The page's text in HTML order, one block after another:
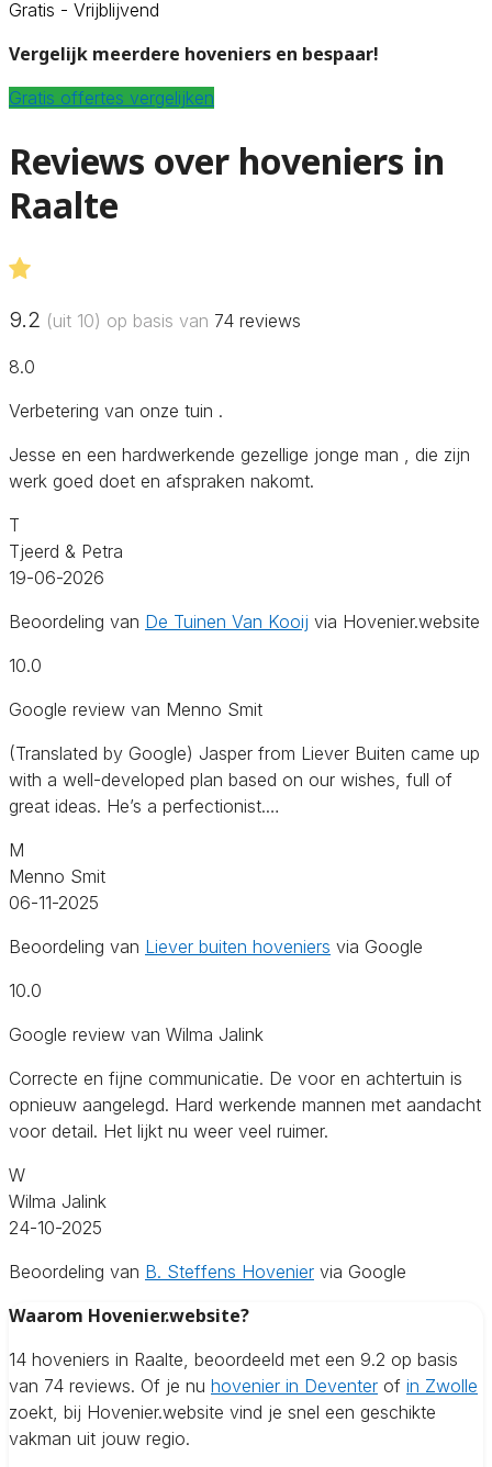
Gratis - Vrijblijvend
Vergelijk meerdere hoveniers en bespaar!
Gratis offertes vergelijken
Reviews over hoveniers in
Raalte
9.2 (uit 10) op basis van 74 reviews
8.0
Verbetering van onze tuin .
Jesse en een hardwerkende gezellige jonge man , die zijn
werk goed doet en afspraken nakomt.
T
Tjeerd & Petra
19-06-2026
Beoordeling van De Tuinen Van Kooij via Hovenier.website
10.0
Google review van Menno Smit
(Translated by Google) Jasper from Liever Buiten came up
with a well-developed plan based on our wishes, full of
great ideas. He’s a perfectionist.…
M
Menno Smit
06-11-2025
Beoordeling van Liever buiten hoveniers via Google
10.0
Google review van Wilma Jalink
Correcte en fijne communicatie. De voor en achtertuin is
opnieuw aangelegd. Hard werkende mannen met aandacht
voor detail. Het lijkt nu weer veel ruimer.
W
Wilma Jalink
24-10-2025
Beoordeling van B. Steffens Hovenier via Google
Waarom Hovenier.website?
14 hoveniers in Raalte, beoordeeld met een 9.2 op basis
van 74 reviews. Of je nu hovenier in Deventer of in Zwolle
zoekt, bij Hovenier.website vind je snel een geschikte
vakman uit jouw regio.